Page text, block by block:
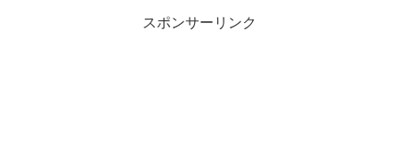
スポンサーリンク